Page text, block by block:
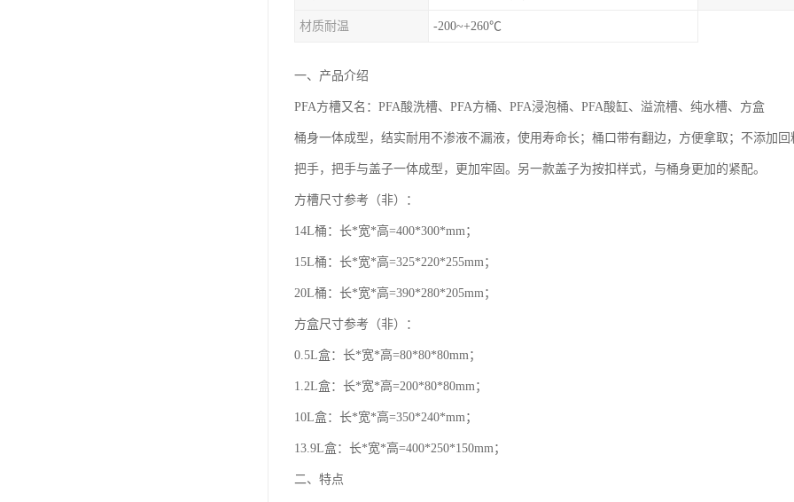
材质耐温 -200~+260℃
一、产品介绍
PFA方槽又名：PFA酸洗槽、PFA方桶、PFA浸泡桶、PFA酸缸、溢流槽、纯水槽、方盒
桶身一体成型，结实耐用不渗液不漏液，使用寿命长；桶口带有翻边，方便拿取；不添加
把手，把手与盖子一体成型，更加牢固。另一款盖子为按扣样式，与桶身更加的紧配。
方槽尺寸参考（非）：
14L桶：长*宽*高=400*300*mm；
15L桶：长*宽*高=325*220*255mm；
20L桶：长*宽*高=390*280*205mm；
方盒尺寸参考（非）：
0.5L盒：长*宽*高=80*80*80mm；
1.2L盒：长*宽*高=200*80*80mm；
10L盒：长*宽*高=350*240*mm；
13.9L盒：长*宽*高=400*250*150mm；
二、特点